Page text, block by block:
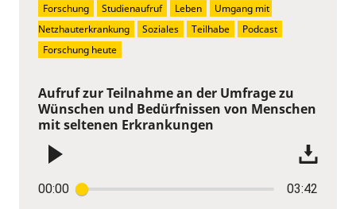
Aufruf zur Teilnahme an der Umfrage zu
Wünschen und Bedürfnissen von Menschen
mit seltenen Erkrankungen
00:00 03:42
Forschung Studienaufruf Leben
Umgang mit
Netzhauterkrankung
Soziales Teilhabe
Podcast
Forschung heute